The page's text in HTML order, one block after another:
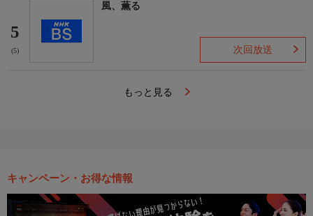
5
(5)
風、薫る
次回放送
もっと見る
キャンペーン・お得な情報